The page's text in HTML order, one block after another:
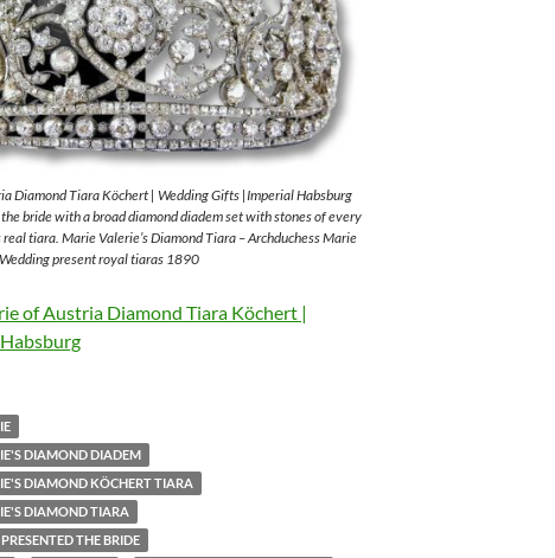
Diamond Tiara Köchert | Wedding Gifts |Imperial Habsburg
bride with a broad diamond diadem set with stones of every
tiara. Marie Valerie’s Diamond Tiara – Archduchess Marie
present royal tiaras 1890
of Austria Diamond Tiara Köchert |
DIAMOND DIADEM
DIAMOND KÖCHERT TIARA
DIAMOND TIARA
THE BRIDE